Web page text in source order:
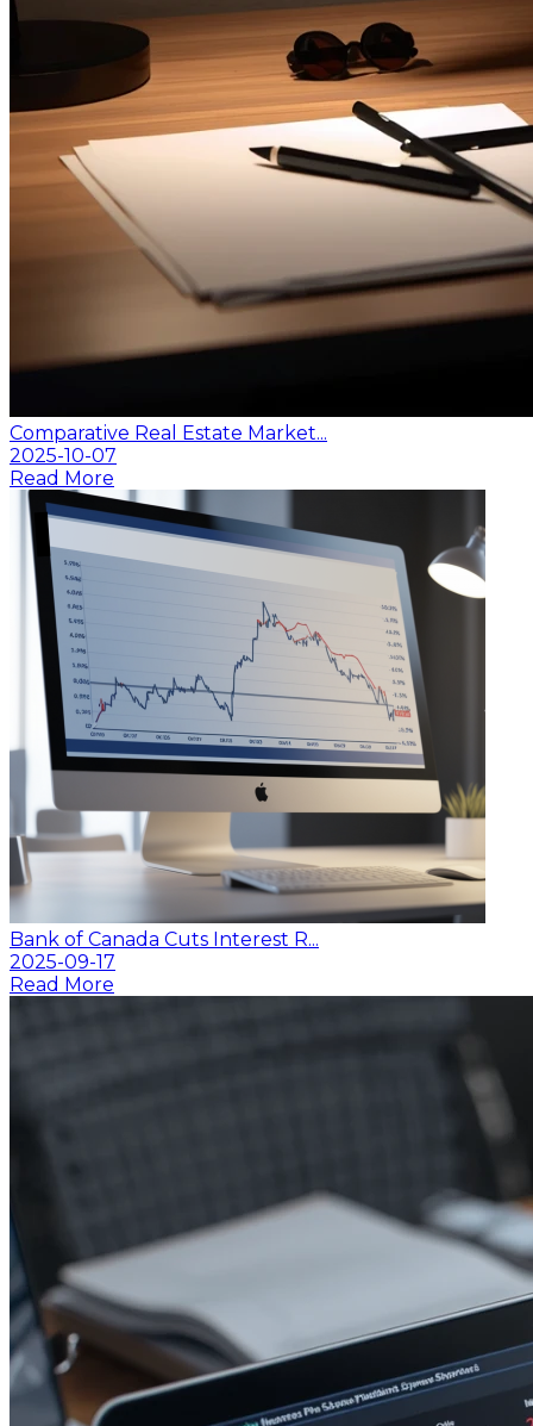
Comparative Real Estate Market...
2025-10-07
Read More
Bank of Canada Cuts Interest R...
2025-09-17
Read More